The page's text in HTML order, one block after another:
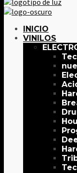
INICIO
VINILOS